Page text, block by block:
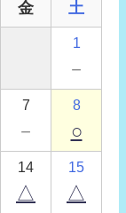
金 土
1
－
7
－
8
○
14
△
15
△